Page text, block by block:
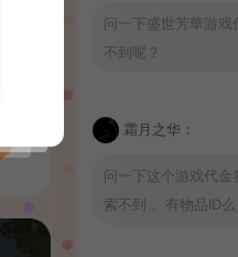
问一下盛世芳華游戏
不到呢？
霜月之华：
问一下这个游戏代金
索不到， 有物品ID么